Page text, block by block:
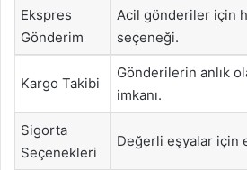
Ekspres
Gönderim
Acil gönderiler için
seçeneği.
Kargo Takibi
Gönderilerin anlık
imkanı.
Sigorta
Seçenekleri
Değerli eşyalar için